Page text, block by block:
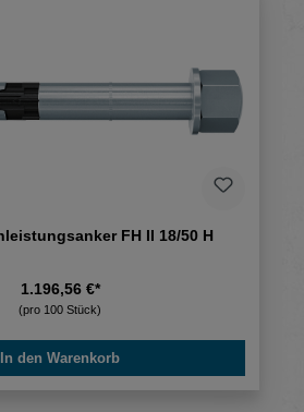
FH II 18/50 H
1.196,56 €*
(pro 100 Stück)
In den Warenkorb